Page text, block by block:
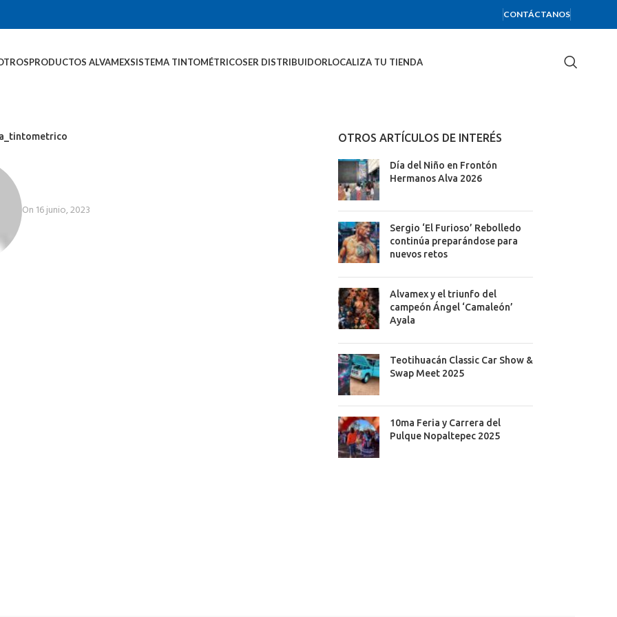
CONTÁCTANOS
PRODUCTOS ALVAMEXSISTEMA TINTOMÉTRICOSER DISTRIBUIDORLOCALIZA TU TIENDA
On 16 junio, 2023
OTROS ARTÍCULOS DE INTERÉS
Día del Niño en Frontón
Hermanos Alva 2026
Sergio ‘El Furioso’ Rebolledo
continúa preparándose para
nuevos retos
Alvamex y el triunfo del
campeón Ángel ‘Camaleón’
Ayala
Teotihuacán Classic Car Show &
Swap Meet 2025
10ma Feria y Carrera del
Pulque Nopaltepec 2025